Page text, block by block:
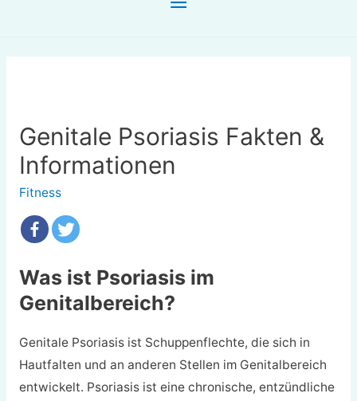
Genitale Psoriasis Fakten &
Informationen
Fitness
Was ist Psoriasis im
Genitalbereich?
Genitale Psoriasis ist Schuppenflechte, die sich in
Hautfalten und an anderen Stellen im Genitalbereich
entwickelt. Psoriasis ist eine chronische, entzündliche